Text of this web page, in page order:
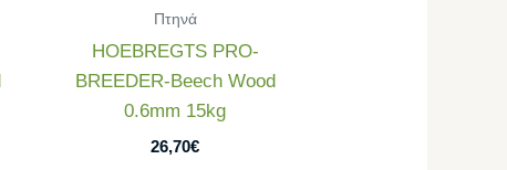
Πτηνά
HOEBREGTS PRO-
BREEDER-Beech Wood
0.6mm 15kg
26,70€